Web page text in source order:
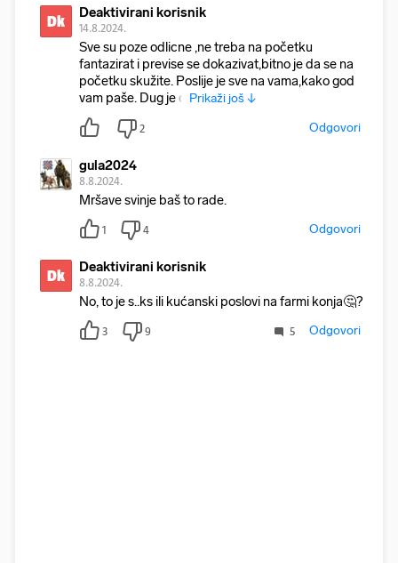
Dk Deaktivirani korisnik
14.8.2024.
Sve su poze odlicne ,ne treba na početku
fantazirat i previse se dokazivat,bitno je da se na
početku skužite. Poslije je sve na vama,kako god
vam paše. Dug je d Prikaži još ↓
2 Odgovori
gula2024
8.8.2024.
Mršave svinje baš to rade.
1 4 Odgovori
Dk Deaktivirani korisnik
8.8.2024.
No, to je s..ks ili kućanski poslovi na farmi konja🤔?
3 9 5 Odgovori